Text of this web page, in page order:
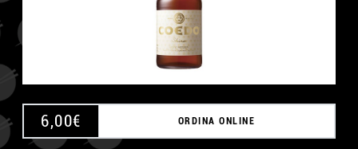
6,00€ ORDINA ONLINE